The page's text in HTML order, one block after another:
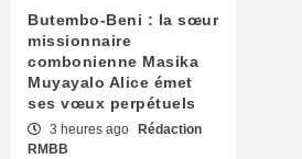
Butembo-Beni : la sœur
missionnaire
combonienne Masika
Muyayalo Alice émet
ses vœux perpétuels
3 heures ago
Rédaction
RMBB